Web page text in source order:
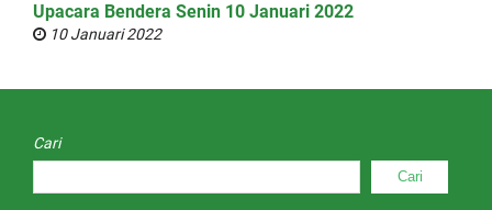
Upacara Bendera Senin 10 Januari 2022
10 Januari 2022
Cari
Cari